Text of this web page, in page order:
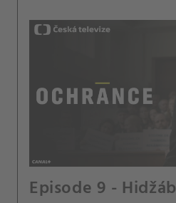
Episode 9 - Hidžáb